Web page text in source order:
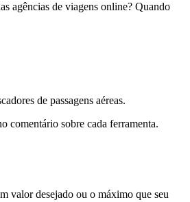
agências de viagens online? Quando
de passagens aéreas.
comentário sobre cada ferramenta.
valor desejado ou o máximo que seu